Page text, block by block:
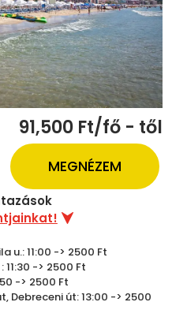
91,500 Ft/fő - től
MEGNÉZEM
u.: 11:00 -> 2500 Ft
-> 2500 Ft
-> 2500 Ft
Debreceni út: 13:00 -> 2500